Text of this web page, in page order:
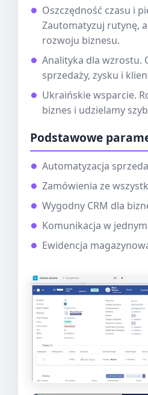
Oszczędność czasu i
Zautomatyzuj rutynę,
rozwoju biznesu.
Analityka dla wzrostu.
sprzedaży, zysku i
Ukraińskie wsparcie.
biznes i udzielamy
Podstawowe
Automatyzacja
Zamówienia ze
Wygodny CRM dla
Komunikacja w
Ewidencja